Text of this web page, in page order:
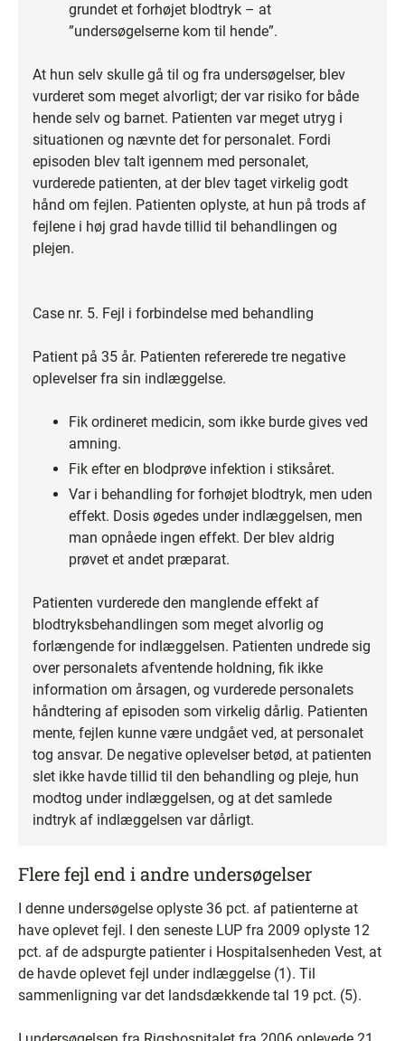
grundet et forhøjet blodtryk – at
”undersøgelserne kom til hende”.
At hun selv skulle gå til og fra undersøgelser, blev
vurderet som meget alvorligt; der var risiko for både
hende selv og barnet. Patienten var meget utryg i
situationen og nævnte det for personalet. Fordi
episoden blev talt igennem med personalet,
vurderede patienten, at der blev taget virkelig godt
hånd om fejlen. Patienten oplyste, at hun på trods af
fejlene i høj grad havde tillid til behandlingen og
plejen.
Case nr. 5. Fejl i forbindelse med behandling
Patient på 35 år. Patienten refererede tre negative
oplevelser fra sin indlæggelse.
Fik ordineret medicin, som ikke burde gives ved
amning.
Fik efter en blodprøve infektion i stiksåret.
Var i behandling for forhøjet blodtryk, men uden
effekt. Dosis øgedes under indlæggelsen, men
man opnåede ingen effekt. Der blev aldrig
prøvet et andet præparat.
Patienten vurderede den manglende effekt af
blodtryksbehandlingen som meget alvorlig og
forlængende for indlæggelsen. Patienten undrede sig
over personalets afventende holdning, fik ikke
information om årsagen, og vurderede personalets
håndtering af episoden som virkelig dårlig. Patienten
mente, fejlen kunne være undgået ved, at personalet
tog ansvar. De negative oplevelser betød, at patienten
slet ikke havde tillid til den behandling og pleje, hun
modtog under indlæggelsen, og at det samlede
indtryk af indlæggelsen var dårligt.
Flere fejl end i andre undersøgelser
I denne undersøgelse oplyste 36 pct. af patienterne at
have oplevet fejl. I den seneste LUP fra 2009 oplyste 12
pct. af de adspurgte patienter i Hospitalsenheden Vest, at
de havde oplevet fejl under indlæggelse (1). Til
sammenligning var det landsdækkende tal 19 pct. (5).